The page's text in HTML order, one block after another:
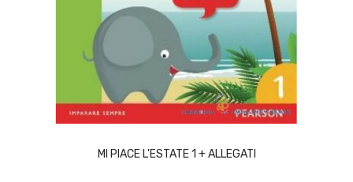
MI PIACE L'ESTATE 1 + ALLEGATI
ACQUISTA